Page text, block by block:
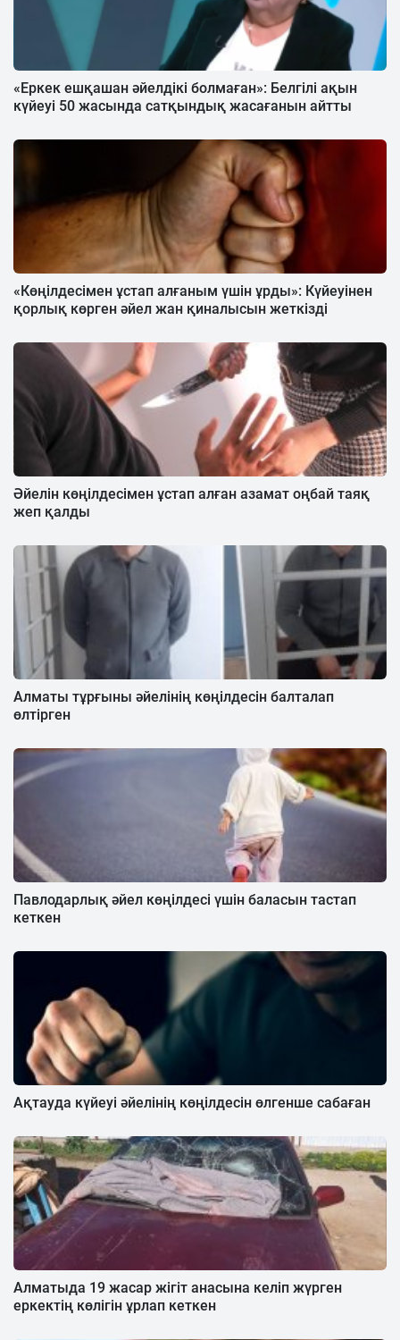
«Еркек ешқашан әйелдікі болмаған»: Белгілі ақын
күйеуі 50 жасында сатқындық жасағанын айтты
«Көңілдесімен ұстап алғаным үшін ұрды»: Күйеуінен
қорлық көрген әйел жан қиналысын жеткізді
Әйелін көңілдесімен ұстап алған азамат оңбай таяқ
жеп қалды
Алматы тұрғыны әйелінің көңілдесін балталап
өлтірген
Павлодарлық әйел көңілдесі үшін баласын тастап
кеткен
Ақтауда күйеуі әйелінің көңілдесін өлгенше сабаған
Алматыда 19 жасар жігіт анасына келіп жүрген
еркектің көлігін ұрлап кеткен